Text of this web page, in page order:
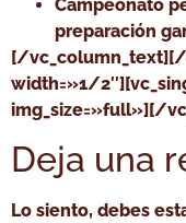
Campeonato
preparación
[/vc_column_text][/
width=»1/
img_size=»full»][/
Deja una
Lo siento, debes